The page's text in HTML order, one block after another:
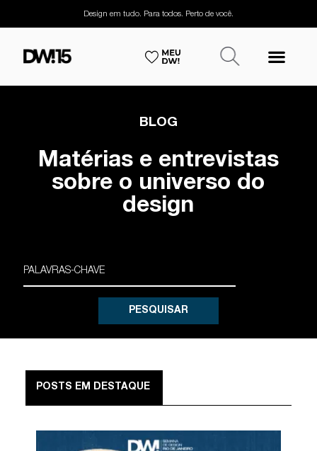
Design em tudo. Para todos. Perto de você.
BLOG
Matérias e entrevistas
sobre o universo do
design
PESQUISAR
POSTS EM DESTAQUE